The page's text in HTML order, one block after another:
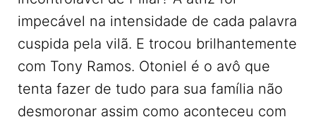
impecável na intensidade de cada palavra
cuspida pela vilã. E trocou brilhantemente
com Tony Ramos. Otoniel é o avô que
tenta fazer de tudo para sua família não
desmoronar assim como aconteceu com